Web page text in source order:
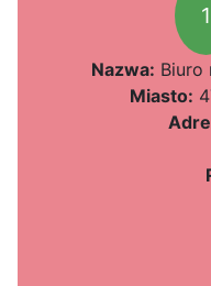
1
Nazwa: Biuro
Miasto: